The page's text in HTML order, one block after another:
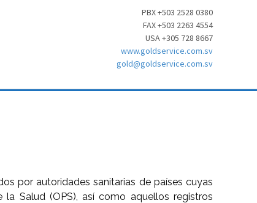
PBX +503 2528 0380
FAX +503 2263 4554
USA +305 728 8667
www.goldservice.com.sv
gold@goldservice.com.sv
por autoridades sanitarias de países cuyas
Salud (OPS), así como aquellos registros